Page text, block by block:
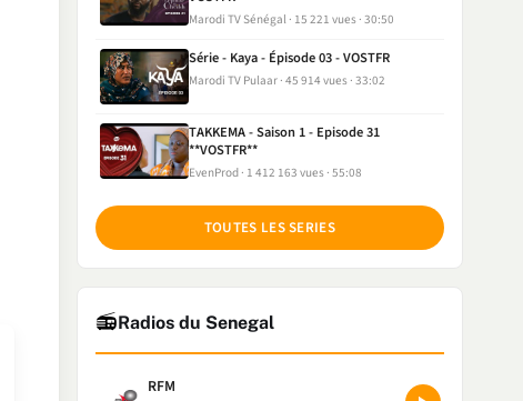
Marodi TV Sénégal 15 221 vues 30:50
Série - Kaya - Épisode 03 - VOSTFR
Marodi TV Pulaar 45 914 vues 33:02
TAKKEMA - Saison 1 - Episode 31
**VOSTFR**
EvenProd 1 412 163 vues 55:08
TOUTES LES SERIES
📻Radios du Senegal
RFM